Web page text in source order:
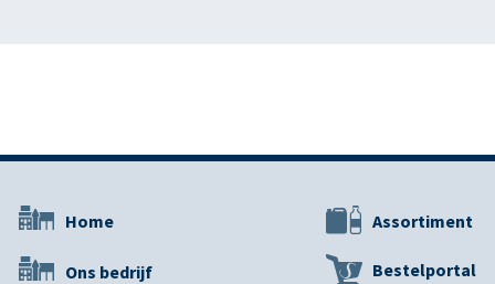
Home
Ons bedrijf
Assortiment
Bestelportal